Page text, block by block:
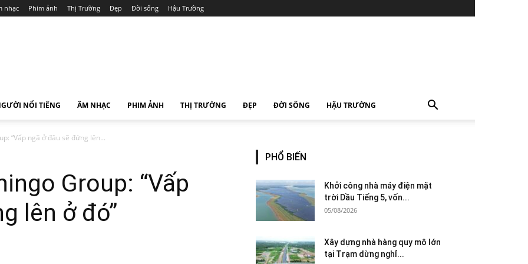
nhạc Phim ảnh Thị Trường Đẹp Đời sống Hậu Trường
NỔI TIẾNG ÂM NHẠC PHIM ẢNH THỊ TRƯỜNG ĐẸP ĐỜI SỐNG HẬU TRƯỜNG
“Vấp ngã ở đâu sẽ đứng lên...
Group: “Vấp
lên ở đó”
PHỔ BIẾN
Khởi công nhà máy điện mặt
trời Dầu Tiếng 5, vốn...
05/08/2026
Xây dựng nhà hàng quy mô lớn
tại Trạm dừng nghỉ...